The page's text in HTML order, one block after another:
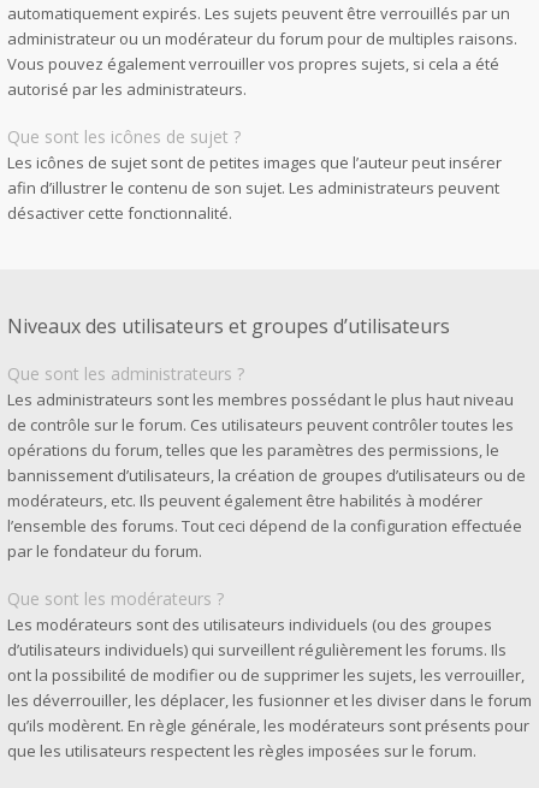
automatiquement expirés. Les sujets peuvent être verrouillés par un
administrateur ou un modérateur du forum pour de multiples raisons.
Vous pouvez également verrouiller vos propres sujets, si cela a été
autorisé par les administrateurs.
Que sont les icônes de sujet ?
Les icônes de sujet sont de petites images que l’auteur peut insérer
afin d’illustrer le contenu de son sujet. Les administrateurs peuvent
désactiver cette fonctionnalité.
Niveaux des utilisateurs et groupes d’utilisateurs
Que sont les administrateurs ?
Les administrateurs sont les membres possédant le plus haut niveau
de contrôle sur le forum. Ces utilisateurs peuvent contrôler toutes les
opérations du forum, telles que les paramètres des permissions, le
bannissement d’utilisateurs, la création de groupes d’utilisateurs ou de
modérateurs, etc. Ils peuvent également être habilités à modérer
l’ensemble des forums. Tout ceci dépend de la configuration effectuée
par le fondateur du forum.
Que sont les modérateurs ?
Les modérateurs sont des utilisateurs individuels (ou des groupes
d’utilisateurs individuels) qui surveillent régulièrement les forums. Ils
ont la possibilité de modifier ou de supprimer les sujets, les verrouiller,
les déverrouiller, les déplacer, les fusionner et les diviser dans le forum
qu’ils modèrent. En règle générale, les modérateurs sont présents pour
que les utilisateurs respectent les règles imposées sur le forum.